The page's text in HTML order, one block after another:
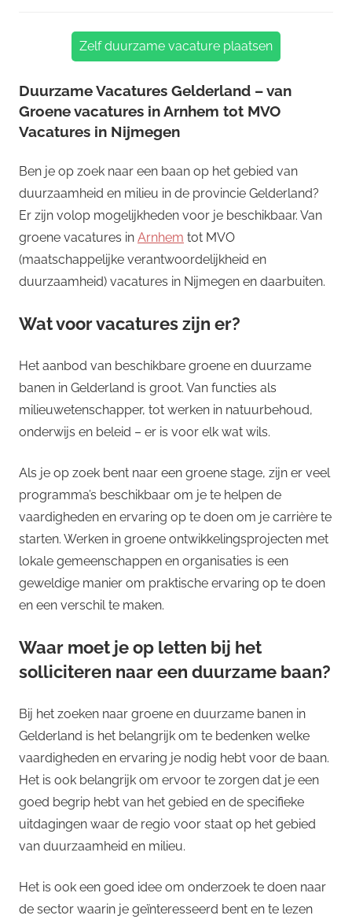
Zelf duurzame vacature plaatsen
Duurzame Vacatures Gelderland – van
Groene vacatures in Arnhem tot MVO
Vacatures in Nijmegen
Ben je op zoek naar een baan op het gebied van
duurzaamheid en milieu in de provincie Gelderland?
Er zijn volop mogelijkheden voor je beschikbaar. Van
groene vacatures in Arnhem tot MVO
(maatschappelijke verantwoordelijkheid en
duurzaamheid) vacatures in Nijmegen en daarbuiten.
Wat voor vacatures zijn er?
Het aanbod van beschikbare groene en duurzame
banen in Gelderland is groot. Van functies als
milieuwetenschapper, tot werken in natuurbehoud,
onderwijs en beleid – er is voor elk wat wils.
Als je op zoek bent naar een groene stage, zijn er veel
programma’s beschikbaar om je te helpen de
vaardigheden en ervaring op te doen om je carrière te
starten. Werken in groene ontwikkelingsprojecten met
lokale gemeenschappen en organisaties is een
geweldige manier om praktische ervaring op te doen
en een verschil te maken.
Waar moet je op letten bij het
solliciteren naar een duurzame baan?
Bij het zoeken naar groene en duurzame banen in
Gelderland is het belangrijk om te bedenken welke
vaardigheden en ervaring je nodig hebt voor de baan.
Het is ook belangrijk om ervoor te zorgen dat je een
goed begrip hebt van het gebied en de specifieke
uitdagingen waar de regio voor staat op het gebied
van duurzaamheid en milieu.
Het is ook een goed idee om onderzoek te doen naar
de sector waarin je geïnteresseerd bent en te lezen